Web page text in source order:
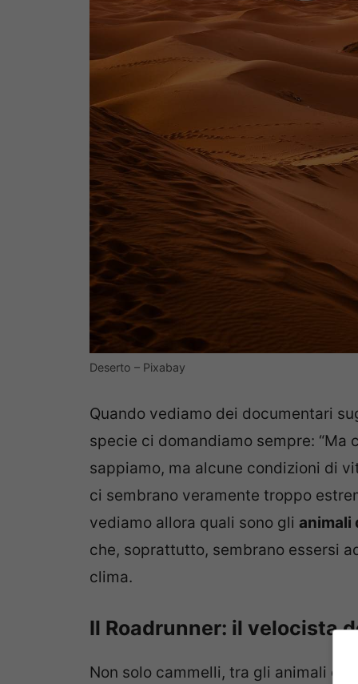
Deserto – Pixabay
Quando vediamo dei documentari
specie ci domandiamo sempre: “Ma
sappiamo, ma alcune condizioni di
ci sembrano veramente troppo
vediamo allora quali sono gli animali
che, soprattutto, sembrano essersi
clima.
Il Roadrunner: il velocista
Non solo cammelli, tra gli animali